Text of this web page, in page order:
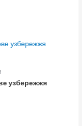
узбережжя